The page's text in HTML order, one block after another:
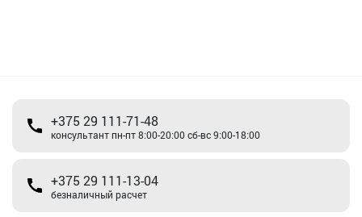
+375 29 111-71-48
консультант пн-пт 8:00-20:00 сб-вс 9:00-18:00
+375 29 111-13-04
безналичный расчет